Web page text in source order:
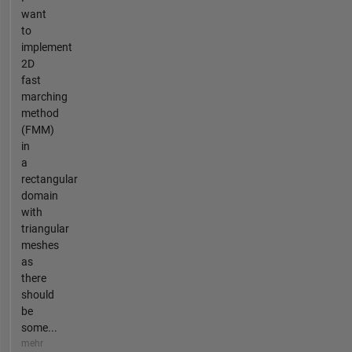
want
to
implement
2D
fast
marching
method
(FMM)
in
a
rectangular
domain
with
triangular
meshes
as
there
should
be
some...
mehr